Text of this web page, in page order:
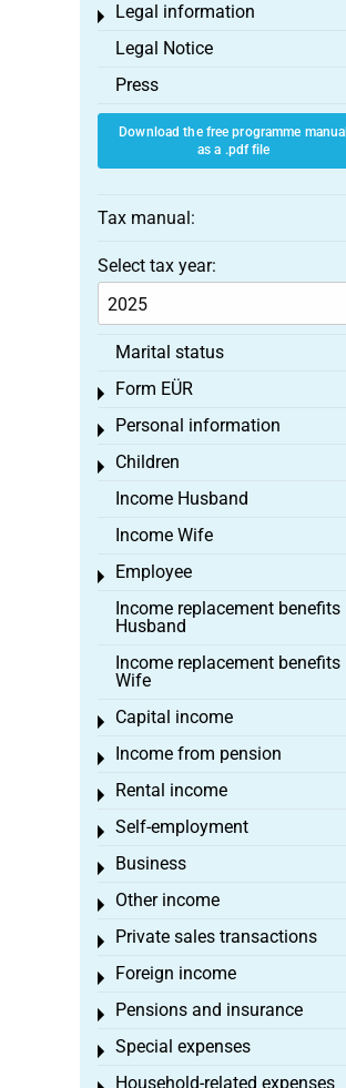
Legal information
Toggle menu
Legal Notice
Press
Download the free programme manual
as a .pdf file
Tax manual:
Select tax year:
Marital status
Form EÜR
Toggle menu
Personal information
Toggle menu
Children
Toggle menu
Income Husband
Income Wife
Employee
Toggle menu
Income replacement benefits
Husband
Income replacement benefits
Wife
Capital income
Toggle menu
Income from pension
Toggle menu
Rental income
Toggle menu
Self-employment
Toggle menu
Business
Toggle menu
Other income
Toggle menu
Private sales transactions
Toggle menu
Foreign income
Toggle menu
Pensions and insurance
Toggle menu
Special expenses
Toggle menu
Household-related expenses